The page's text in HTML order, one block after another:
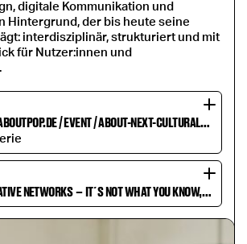
digitale Kommunikation und
Hintergrund, der bis heute seine
interdisziplinär, strukturiert und mit
für Nutzer:innen und
/EVENT/ABOUT-NEXT-CULTURAL-IDENTITY
NETWORKS–IT´S NOT WHAT YOU KNOW, BUT WHO YOU KNOW